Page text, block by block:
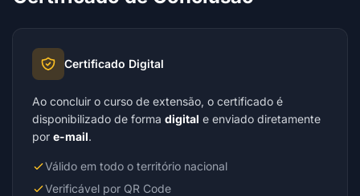
Certificado Digital
Ao concluir o curso de extensão, o certificado é
disponibilizado de forma digital e enviado diretamente
por e-mail.
Válido em todo o território nacional
Verificável por QR Code